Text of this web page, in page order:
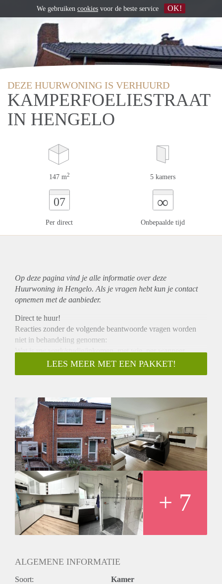
DEZE HUURWONING IS VERHUURD
KAMPERFOELIESTRAAT
IN HENGELO
147 m2 5 kamers
07
Per direct
∞
Onbepaalde tijd
Op deze pagina vind je alle informatie over deze
Huurwoning in Hengelo. Als je vragen hebt kun je contact
opnemen met de aanbieder.
Direct te huur!
Reacties zonder de volgende beantwoorde vragen worden
niet in behandeling genomen:
Wat is uw werk/studie/inkomen, met wie, per wanneer,
hoelang wilt u huren.
Zie voorwaarden onderstaand.
entree/hal, toilet, woonkamer, keuken voorzien van
inbouwapparatuur, badkamer voorzien van toilet, douche en
wastafel, slaapkamer of kantoorruimte,
eerste verdieping:
overloop, 3 slaapkamers, badkamer met douche en wastafel.
tweede verdieping:
bergzolder
Huurprijs € 1.250,-
Huren per direct
Voorwaarde inkomen 3 x huurprijs
Niet geschikt voor studenten of ander kamerverhuur
Geen huisdieren
Waarborgsom 1 maand
LEES MEER MET EEN PAKKET!
+ 7
ALGEMENE INFORMATIE
Soort: Kamer
We gebruiken cookies voor de beste service OK!